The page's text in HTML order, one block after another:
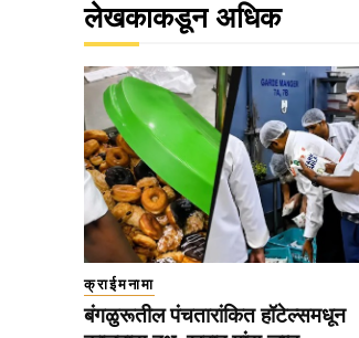
लेखकाकडून अधिक
क्राईमनामा
बंगळुरूतील पंचतारांकित हॉटेल्समधून